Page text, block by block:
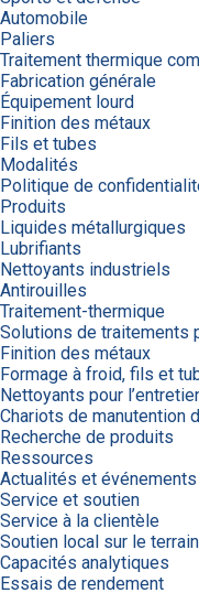
Automobile
Paliers
Traitement thermique
Fabrication générale
Équipement lourd
Finition des métaux
Fils et tubes
Modalités
Politique de
Produits
Liquides métallurgiques
Lubrifiants
Nettoyants industriels
Antirouilles
Traitement-thermique
Solutions de traitements
Finition des métaux
Formage à froid, fils et
Nettoyants pour
Chariots de manutention
Recherche de produits
Ressources
Actualités et événements
Service et soutien
Service à la clientèle
Soutien local sur le terrain
Capacités analytiques
Essais de rendement